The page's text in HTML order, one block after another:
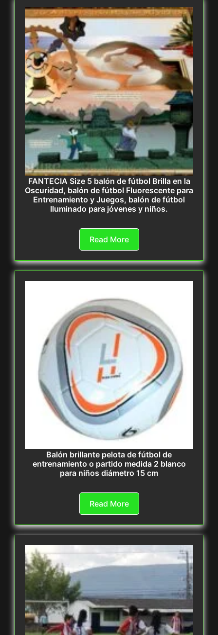
FANTECIA Size 5 balón de fútbol Brilla en la
Oscuridad, balón de fútbol Fluorescente para
Entrenamiento y Juegos, balón de fútbol
Iluminado para jóvenes y niños.
Read More
Balón brillante pelota de fútbol de
entrenamiento o partido medida 2 blanco
para niños diámetro 15 cm
Read More